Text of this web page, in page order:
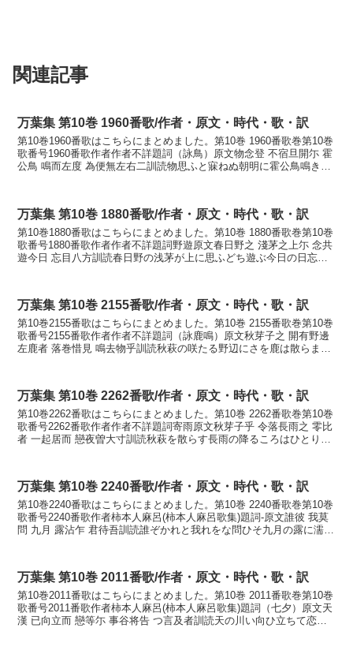
関連記事
万葉集 第10巻 1960番歌/作者・原文・時代・歌・訳
第10巻1960番歌はこちらにまとめました。第10巻 1960番歌巻第10巻
歌番号1960番歌作者作者不詳題詞（詠鳥）原文物念登 不宿旦開尓 霍
公鳥 鳴而左度 為便無左右二訓読物思ふと寐ねぬ朝明に霍公鳥鳴きて
万葉集 第10巻 1880番歌/作者・原文・時代・歌・訳
第10巻1880番歌はこちらにまとめました。第10巻 1880番歌巻第10巻
歌番号1880番歌作者作者不詳題詞野遊原文春日野之 淺茅之上尓 念共
遊今日 忘目八方訓読春日野の浅茅が上に思ふどち遊ぶ今日の日忘ら
万葉集 第10巻 2155番歌/作者・原文・時代・歌・訳
第10巻2155番歌はこちらにまとめました。第10巻 2155番歌巻第10巻
歌番号2155番歌作者作者不詳題詞（詠鹿鳴）原文秋芽子之 開有野邊
左鹿者 落巻惜見 鳴去物乎訓読秋萩の咲たる野辺にさを鹿は散らまく
万葉集 第10巻 2262番歌/作者・原文・時代・歌・訳
第10巻2262番歌はこちらにまとめました。第10巻 2262番歌巻第10巻
歌番号2262番歌作者作者不詳題詞寄雨原文秋芽子乎 令落長雨之 零比
者 一起居而 戀夜曽大寸訓読秋萩を散らす長雨の降るころはひとり起
万葉集 第10巻 2240番歌/作者・原文・時代・歌・訳
第10巻2240番歌はこちらにまとめました。第10巻 2240番歌巻第10巻
歌番号2240番歌作者柿本人麻呂(柿本人麻呂歌集)題詞-原文誰彼 我莫
問 九月 露沾乍 君待吾訓読誰ぞかれと我れをな問ひそ九月の露に濡れ
万葉集 第10巻 2011番歌/作者・原文・時代・歌・訳
第10巻2011番歌はこちらにまとめました。第10巻 2011番歌巻第10巻
歌番号2011番歌作者柿本人麻呂(柿本人麻呂歌集)題詞（七夕）原文天
漢 已向立而 戀等尓 事谷将告 つ言及者訓読天の川い向ひ立ちて恋し